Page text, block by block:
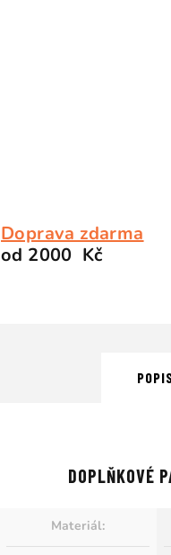
Doprava zdarma
od 2000 Kč
DOPLŇKOVÉ
Materiál: